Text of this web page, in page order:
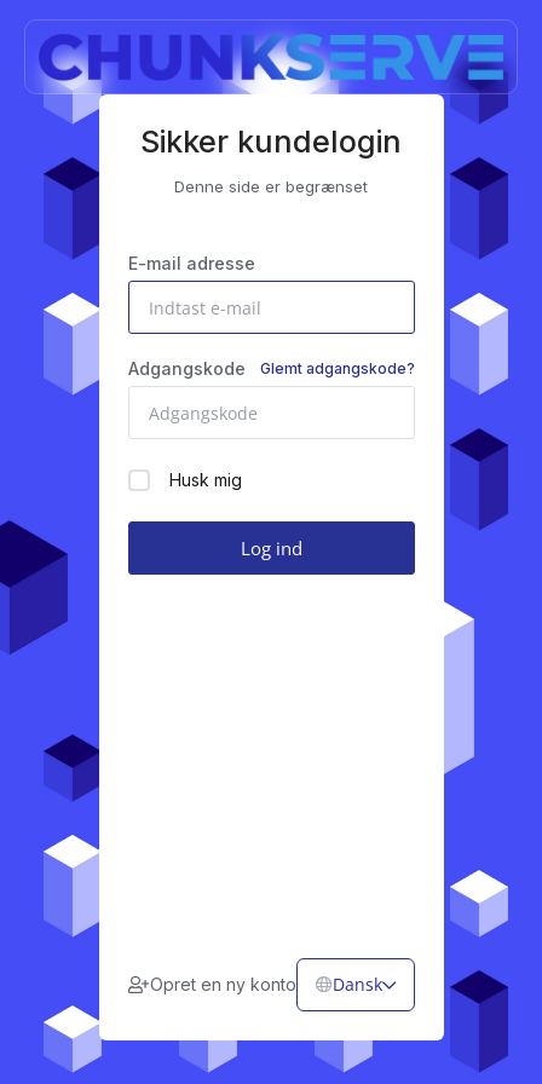
Sikker kundelogin
Denne side er begrænset
E-mail adresse
Adgangskode Glemt adgangskode?
Husk mig
Opret en ny konto Dansk